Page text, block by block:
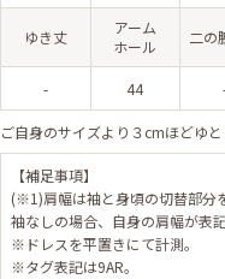
ゆき丈
アーム
ホール
二の
- 44
ご自身のサイズより３cmほどゆと
【補足事項】
(※1)肩幅は袖と身頃の切替部分
袖なしの場合、自身の肩幅が表
※ドレスを平置きにて計測。
※タグ表記は9AR。